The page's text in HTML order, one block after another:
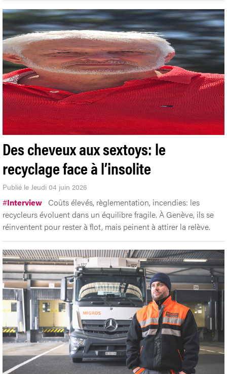
Des cheveux aux sextoys: le
recyclage face à l’insolite
Publié le Jeudi 04 juin 2026
#Interview Coûts élevés, règlementation, incendies: les
recycleurs évoluent dans un équilibre fragile. À Genève, ils se
réinventent pour rester à flot, mais peinent à attirer la relève.